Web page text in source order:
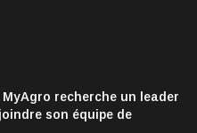
MyAgro recherche un leader
son équipe de